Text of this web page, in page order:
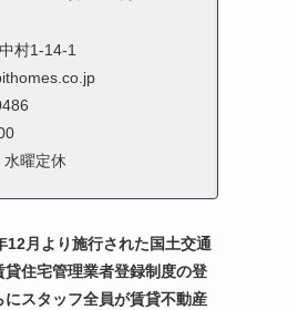
村1-14-1
曜定休
12月より施行された国土交通
貸住宅管理業者登録制度の登
にスタッフ全員が賃貸不動産